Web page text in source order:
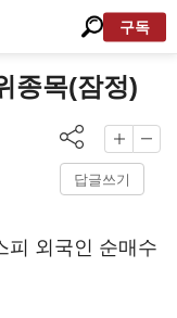
구독
종목(잠정)
답글쓰기
피 외국인 순매수